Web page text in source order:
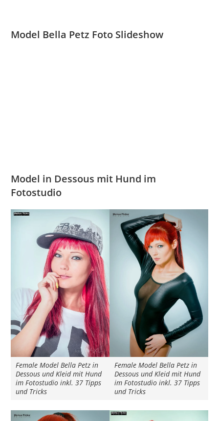
Model Bella Petz Foto Slideshow
Model in Dessous mit Hund im
Fotostudio
Female Model Bella Petz in
Dessous und Kleid mit Hund
im Fotostudio inkl. 37 Tipps
und Tricks
Female Model Bella Petz in
Dessous und Kleid mit Hund
im Fotostudio inkl. 37 Tipps
und Tricks